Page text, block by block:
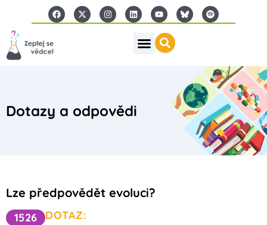
Dotazy a odpovědi
Lze předpovědět evoluci?
1526 DOTAZ: